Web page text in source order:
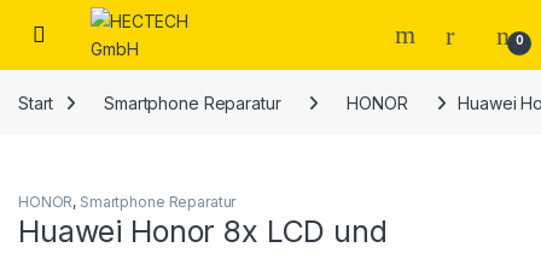
Open 0
Start Smartphone Reparatur HONOR Huawei
HONOR, Smartphone Reparatur
Huawei Honor 8x LCD und